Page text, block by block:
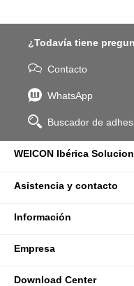
¿Todavía tiene
Contacto
WhatsApp
Buscador de
WEICON Ibérica
Asistencia y contacto
Información
Empresa
Download Center